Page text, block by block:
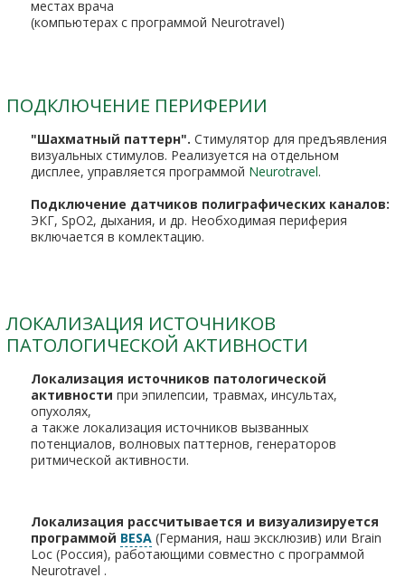
местах врача
(компьютерах с программой Neurotravel)
ПОДКЛЮЧЕНИЕ ПЕРИФЕРИИ
"Шахматный паттерн". Стимулятор для предъявления
визуальных стимулов. Реализуется на отдельном
дисплее, управляется программой Neurotravel.
Подключение датчиков полиграфических каналов:
ЭКГ, SpO2, дыхания, и др. Необходимая периферия
включается в комлектацию.
ЛОКАЛИЗАЦИЯ ИСТОЧНИКОВ
ПАТОЛОГИЧЕСКОЙ АКТИВНОСТИ
Локализация источников патологической
активности при эпилепсии, травмах, инсультах,
опухолях,
а также локализация источников вызванных
потенциалов, волновых паттернов, генераторов
ритмической активности.
Локализация рассчитывается и визуализируется
программой BESA (Германия, наш эксклюзив) или Brain
Loc (Россия), работающими совместно с программой
Neurotravel .